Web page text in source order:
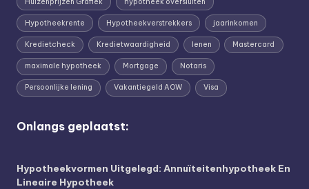
Hypotheekrente Hypotheekverstrekkers jaarinkomen
Kredietcheck Kredietwaardigheid lenen Mastercard
maximale hypotheek Mortgage Notaris
Persoonlijke lening Vakantiegeld AOW Visa
Onlangs geplaatst:
Hypotheekvormen Uitgelegd: Annuïteitenhypotheek En
Lineaire Hypotheek